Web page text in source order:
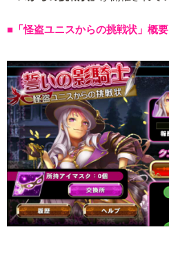
■「怪盗ユニスからの挑戦状」概要